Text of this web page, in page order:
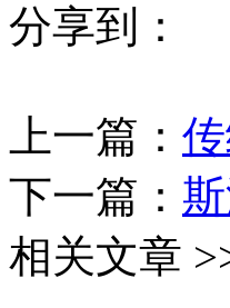
分享到：
上一篇：
下一篇：
相关文章